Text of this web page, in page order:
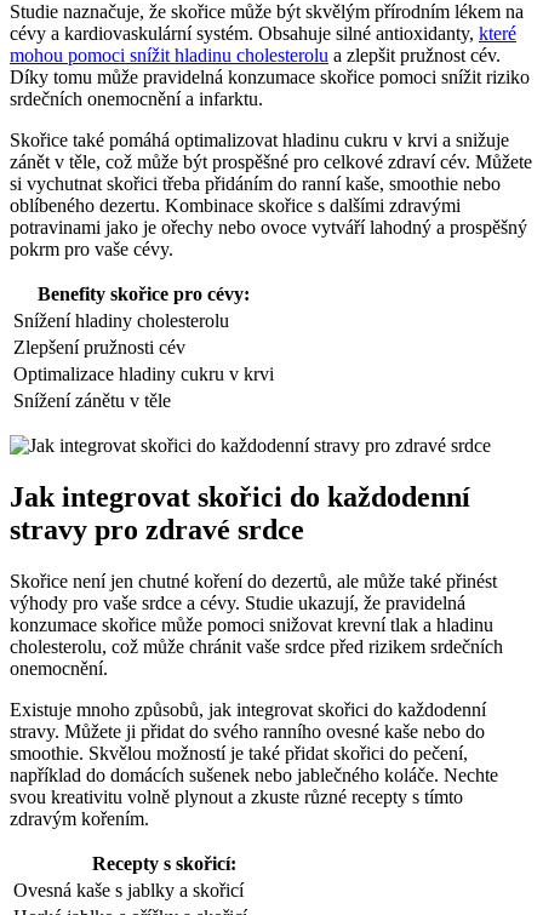
Studie naznačuje, že skořice může být skvělým přírodním lékem na
cévy a kardiovaskulární systém. Obsahuje silné antioxidanty, které
mohou pomoci snížit hladinu cholesterolu a zlepšit pružnost cév.
Díky tomu může pravidelná konzumace skořice pomoci snížit riziko
srdečních onemocnění a infarktu.
Skořice také pomáhá optimalizovat hladinu cukru v krvi a snižuje
zánět v těle, což může být prospěšné pro celkové zdraví cév. Můžete
si vychutnat skořici třeba přidáním do ranní kaše, smoothie nebo
oblíbeného dezertu. Kombinace skořice s dalšími zdravými
potravinami jako je ořechy nebo ovoce vytváří lahodný a prospěšný
pokrm pro vaše cévy.
Benefity skořice pro cévy:
Snížení hladiny cholesterolu
Zlepšení pružnosti cév
Optimalizace hladiny cukru v krvi
Snížení zánětu v těle
Jak integrovat skořici do každodenní
stravy pro zdravé srdce
Skořice není jen chutné koření do dezertů, ale může také přinést
výhody pro vaše srdce a cévy. Studie ukazují, že pravidelná
konzumace skořice může pomoci snižovat krevní tlak a hladinu
cholesterolu, což může chránit vaše srdce před rizikem srdečních
onemocnění.
Existuje mnoho způsobů, jak integrovat skořici do každodenní
stravy. Můžete ji přidat do svého ranního ovesné kaše nebo do
smoothie. Skvělou možností je také přidat skořici do pečení,
například do domácích sušenek nebo jablečného koláče. Nechte
svou kreativitu volně plynout a zkuste různé recepty s tímto
zdravým kořením.
Recepty s skořicí:
Ovesná kaše s jablky a skořicí